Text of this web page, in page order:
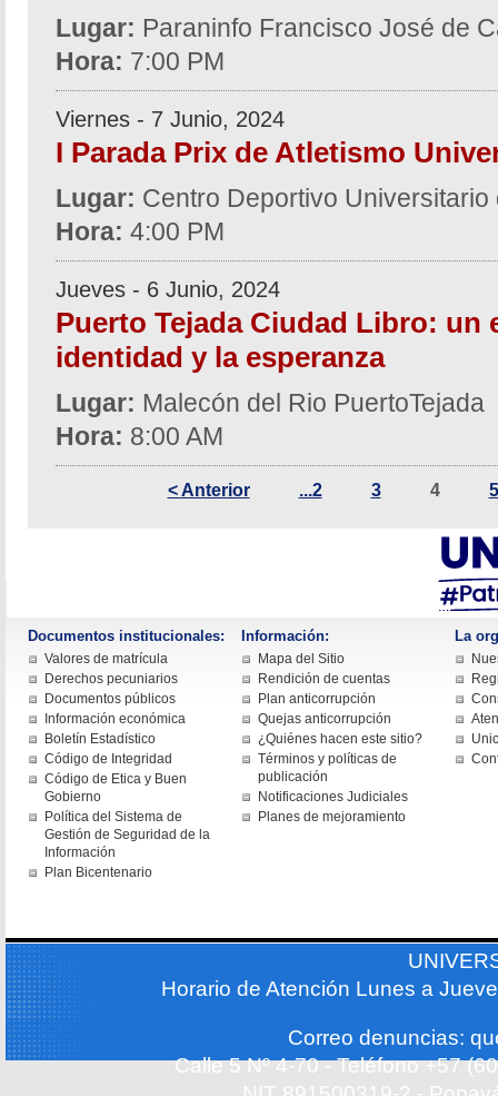
Lugar: Paraninfo Francisco José de
Hora: 7:00 PM
Viernes - 7 Junio, 2024
I Parada Prix de Atletismo
Lugar: Centro Deportivo Universitario
Hora: 4:00 PM
Jueves - 6 Junio, 2024
Puerto Tejada Ciudad Libro: un
identidad y la esperanza
Lugar: Malecón del Rio PuertoTejada
Hora: 8:00 AM
< Anterior ...2 3 4 5
Documentos institucionales:
Valores de matrícula
Derechos pecuniarios
Documentos públicos
Información económica
Boletín Estadístico
Código de Integridad
Código de Etica y Buen
Gobierno
Política del Sistema de
Gestión de Seguridad de la
Información
Plan Bicentenario
Información:
Mapa del Sitio
Rendición de cuentas
Plan anticorrupción
Quejas anticorrupción
¿Quiénes hacen este sitio?
Términos y políticas de
publicación
Notificaciones Judiciales
Planes de mejoramiento
La
Horario de Atención Lunes a
Correo denuncias:
Calle 5 Nº 4-70 - Teléfono +57